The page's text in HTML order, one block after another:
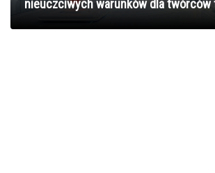
nieuczciwych warunków dla twórców